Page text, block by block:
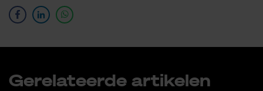
Ge­re­la­teer­de ar­ti­ke­len